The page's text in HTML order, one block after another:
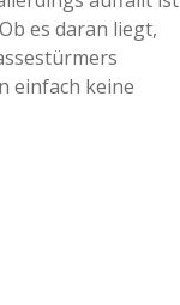
es daran liegt,
einfach keine